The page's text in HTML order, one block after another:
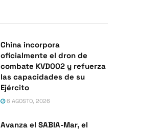
China incorpora
oficialmente el dron de
combate KVD002 y refuerza
las capacidades de su
Ejército
6 AGOSTO, 2026
Avanza el SABIA-Mar, el